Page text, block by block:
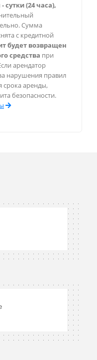
(24 часа),
Сумма
с кредитной
будет возвращен
средства при
арендатор
нарушения правил
срока аренды,
безопасности.